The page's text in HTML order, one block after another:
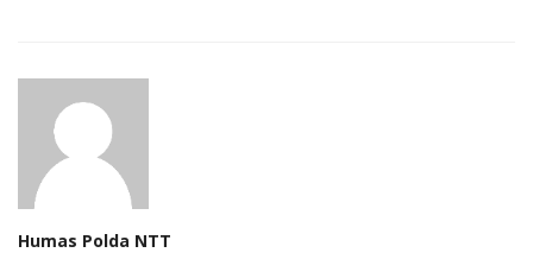
Humas Polda NTT